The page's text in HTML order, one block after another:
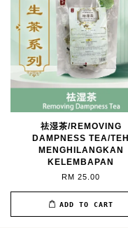
祛湿茶/REMOVING
DAMPNESS TEA/TEH
MENGHILANGKAN
KELEMBAPAN
RM 25.00
ADD TO CART